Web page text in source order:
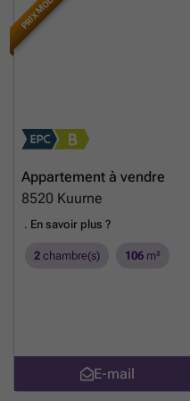
euro) ! Bel voor info naar :
Appartement à vendre
8520 Kuurne
. En savoir plus ?
2 chambre(s) 106 m²
E-mail